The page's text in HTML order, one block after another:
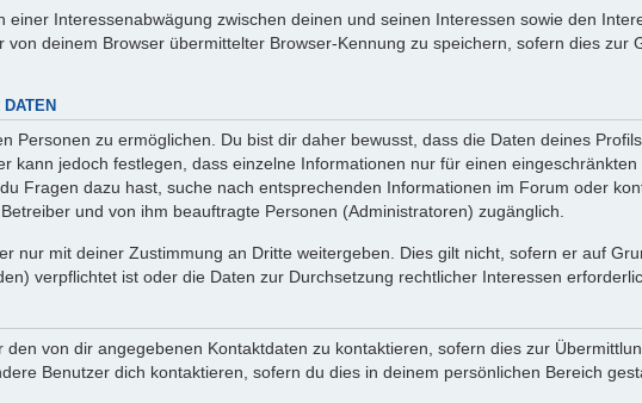
Interessenabwägung zwischen deinen und seinen Interessen sowie den
deinem Browser übermittelter Browser-Kennung zu speichern, sofern dies zur
Personen zu ermöglichen. Du bist dir daher bewusst, dass die Daten deines
kann jedoch festlegen, dass einzelne Informationen nur für einen
Fragen dazu hast, suche nach entsprechenden Informationen im Forum oder
und von ihm beauftragte Personen (Administratoren) zugänglich.
nur mit deiner Zustimmung an Dritte weitergeben. Dies gilt nicht, sofern er auf
verpflichtet ist oder die Daten zur Durchsetzung rechtlicher Interessen
von dir angegebenen Kontaktdaten zu kontaktieren, sofern dies zur
Benutzer dich kontaktieren, sofern du dies in deinem persönlichen Bereich